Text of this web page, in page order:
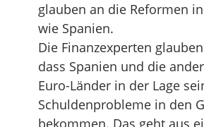
glauben an die Reformen
wie Spanien.
Die Finanzexperten
dass Spanien und die
Euro-Länder in der Lage
Schuldenprobleme in den
bekommen. Das geht aus